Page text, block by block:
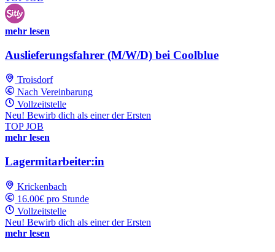
mehr lesen
Auslieferungsfahrer (M/W/D) bei Coolblue
Troisdorf
Nach Vereinbarung
Vollzeitstelle
Neu! Bewirb dich als einer der Ersten
TOP JOB
mehr lesen
Lagermitarbeiter:in
Krickenbach
16.00€ pro Stunde
Vollzeitstelle
Neu! Bewirb dich als einer der Ersten
mehr lesen